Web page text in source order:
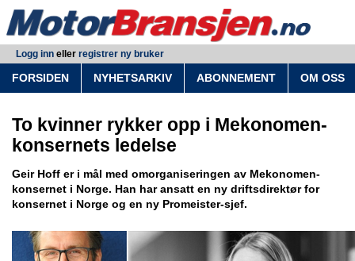
Logg inn eller registrer ny bruker
FORSIDEN NYHETSARKIV ABONNEMENT OM OSS
To kvinner rykker opp i Mekonomen-
konsernets ledelse
Geir Hoff er i mål med omorganiseringen av Mekonomen-
konsernet i Norge. Han har ansatt en ny driftsdirektør for
konsernet i Norge og en ny Promeister-sjef.